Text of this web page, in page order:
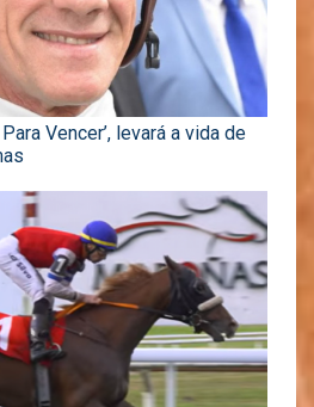
Vencer’, levará a vida de